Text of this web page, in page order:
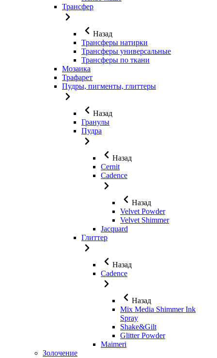
Трансфер
Назад
Трансферы натирки
Трансферы универсальные
Трансферы по ткани
Мозаика
Трафарет
Пудры, пигменты, глиттеры
Назад
Гранулы
Пудра
Назад
Cernit
Cadence
Назад
Velvet Powder
Velvet Shimmer
Jaсquard
Глиттер
Назад
Cadence
Назад
Mix Media Shimmer Ink
Spray
Shake&Gilt
Glitter Powder
Maimeri
Золочение